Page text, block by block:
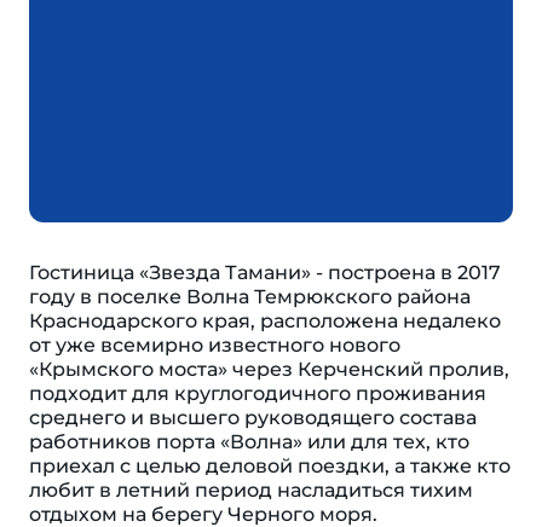
Гостиница «Звезда Тамани» - построена в 2017
году в поселке Волна Темрюкского района
Красно­дарского края, расположена недалеко
от уже всемирно известного нового
«Крымского моста» через Керченский пролив,
подходит для круглогодичного проживания
среднего и высшего ру­ко­водящего состава
работников порта «Волна» или для тех, кто
приехал с целью деловой поезд­ки, а также кто
любит в летний период насладиться тихим
отдыхом на берегу Черного моря.